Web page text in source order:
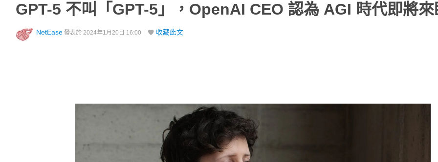
GPT-5 不叫「GPT-5」，OpenAI CEO 認為 AGI 時代即將來
NetEase 發表於 2024年1月20日 16:00 收藏此文